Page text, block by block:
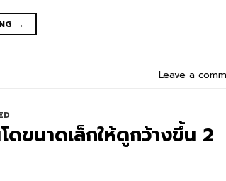
→
Leave a
ขนาดเล็กให้ดูกว้างขึ้น 2